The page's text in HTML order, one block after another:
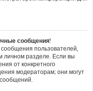
сообщения!
пользователей,
личном разделе. Если вы
от конкретного
модераторам; они могут